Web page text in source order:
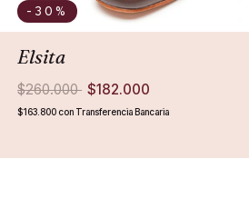
-30 %
Elsita
$260.000 $182.000
$163.800 con Transferencia Bancaria